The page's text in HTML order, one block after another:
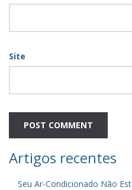
Site
Artigos recentes
Seu Ar-Condicionado Não